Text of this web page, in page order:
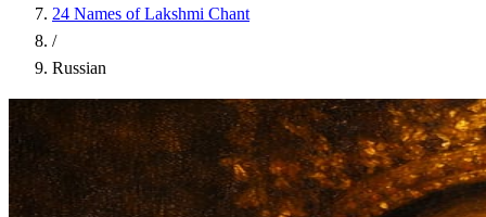
24 Names of Lakshmi Chant
/
Russian